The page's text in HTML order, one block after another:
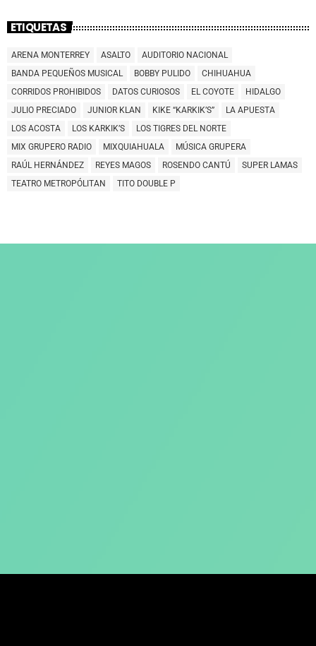
ETIQUETAS
ARENA MONTERREY ASALTO
AUDITORIO NACIONAL
BANDA PEQUEÑOS MUSICAL
BOBBY PULIDO
CHIHUAHUA
CORRIDOS PROHIBIDOS
DATOS CURIOSOS EL COYOTE
HIDALGO
JULIO PRECIADO
JUNIOR KLAN KIKE “KARKIK’S”
LA APUESTA
LOS ACOSTA
LOS KARKIK’S
LOS TIGRES DEL NORTE
MIX GRUPERO RADIO
MIXQUIAHUALA
MÚSICA GRUPERA
RAÚL HERNÁNDEZ
REYES MAGOS ROSENDO CANTÚ
SUPER LAMAS
TEATRO METROPÓLITAN
TITO DOUBLE P